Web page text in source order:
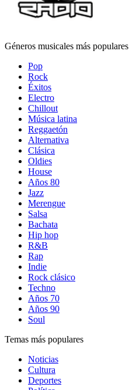
Géneros musicales más populares
Pop
Rock
Éxitos
Electro
Chillout
Música latina
Reggaetón
Alternativa
Clásica
Oldies
House
Años 80
Jazz
Merengue
Salsa
Bachata
Hip hop
R&B
Rap
Indie
Rock clásico
Techno
Años 70
Años 90
Soul
Temas más populares
Noticias
Cultura
Deportes